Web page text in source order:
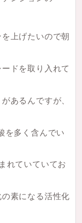
上げたいので朝
ドを取り入れて
あるんですが、
を多く含んでい
れていていてお
素になる活性化